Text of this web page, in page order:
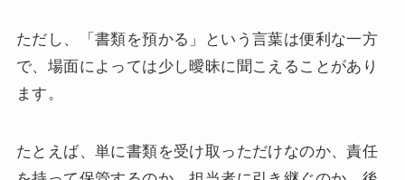
ただし、「書類を預かる」という言葉は便利な一方
で、場面によっては少し曖昧に聞こえることがあり
ます。
たとえば、単に書類を受け取っただけなのか、責任